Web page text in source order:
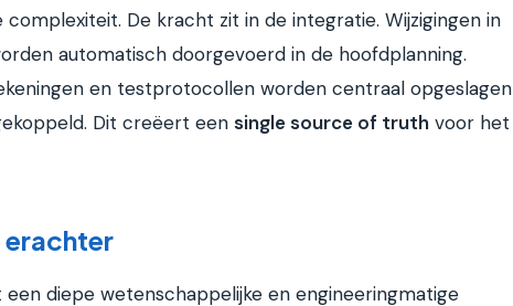
De kracht zit in de integratie. Wijzigingen in
automatisch doorgevoerd in de hoofdplanning.
en testprotocollen worden centraal opgeslagen
Dit creëert een single source of truth voor het
erachter
diepe wetenschappelijke en engineeringmatige